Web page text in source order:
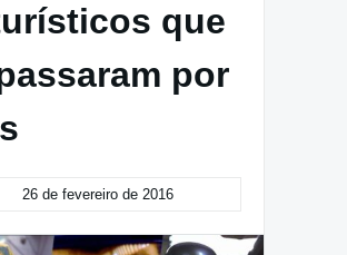
que
por
26 de fevereiro de 2016